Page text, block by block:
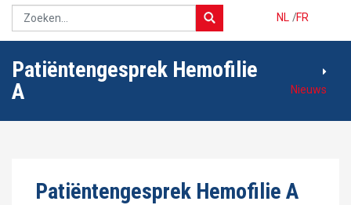
NL FR
/
Patiëntengesprek Hemofilie
A
Nieuws
Patiëntengesprek Hemofilie A